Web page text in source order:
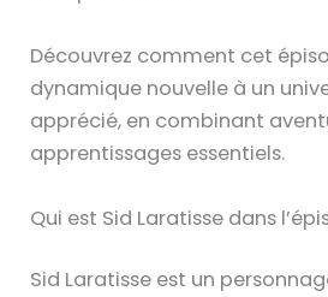
Découvrez comment cet
dynamique nouvelle à un
apprécié, en combinant
apprentissages essentiels.
Qui est Sid Laratisse dans
Sid Laratisse est un